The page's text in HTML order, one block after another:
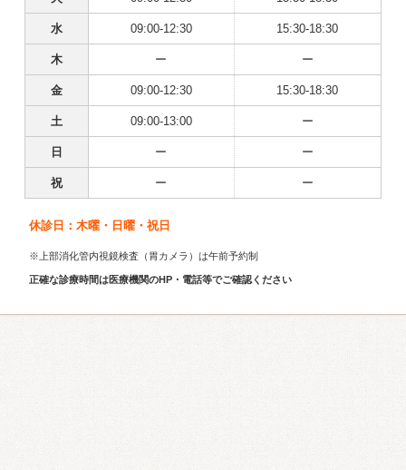
水 09:00-12:30 15:30-18:30
木 ー ー
金 09:00-12:30 15:30-18:30
土 09:00-13:00 ー
日 ー ー
祝 ー ー
休診日：木曜・日曜・祝日
※上部消化管内視鏡検査（胃カメラ）は午前予約制
正確な診療時間は医療機関のHP・電話等でご確認ください